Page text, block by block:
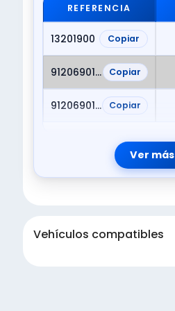
REFERENCIA
13201900 Copiar
9120690146 Copiar
9120690170 Copiar
Ver más
Vehículos compatibles